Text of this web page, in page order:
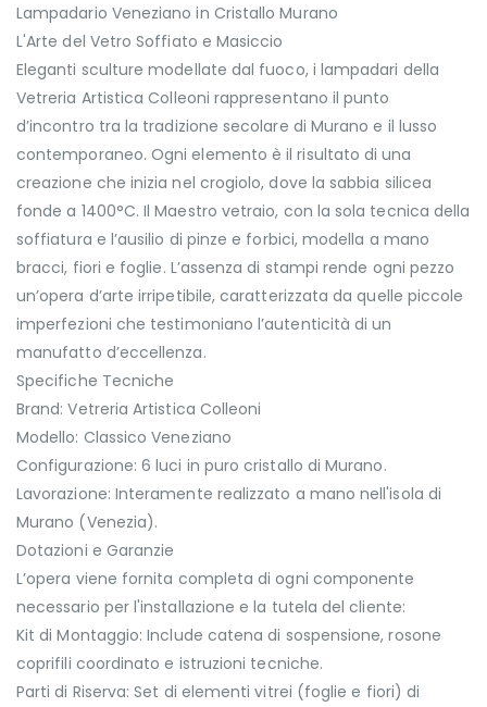
Lampadario Veneziano in Cristallo Murano
L'Arte del Vetro Soffiato e Masiccio
Eleganti sculture modellate dal fuoco, i lampadari della
Vetreria Artistica Colleoni rappresentano il punto
d’incontro tra la tradizione secolare di Murano e il lusso
contemporaneo. Ogni elemento è il risultato di una
creazione che inizia nel crogiolo, dove la sabbia silicea
fonde a 1400°C. Il Maestro vetraio, con la sola tecnica della
soffiatura e l’ausilio di pinze e forbici, modella a mano
bracci, fiori e foglie. L’assenza di stampi rende ogni pezzo
un’opera d’arte irripetibile, caratterizzata da quelle piccole
imperfezioni che testimoniano l’autenticità di un
manufatto d’eccellenza.
Specifiche Tecniche
Brand: Vetreria Artistica Colleoni
Modello: Classico Veneziano
Configurazione: 6 luci in puro cristallo di Murano.
Lavorazione: Interamente realizzato a mano nell'isola di
Murano (Venezia).
Dotazioni e Garanzie
L’opera viene fornita completa di ogni componente
necessario per l'installazione e la tutela del cliente:
Kit di Montaggio: Include catena di sospensione, rosone
coprifili coordinato e istruzioni tecniche.
Parti di Riserva: Set di elementi vitrei (foglie e fiori) di